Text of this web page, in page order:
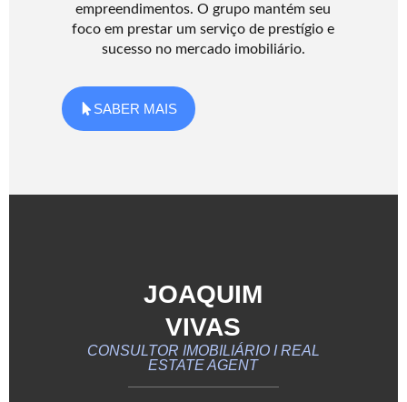
empreendimentos. O grupo mantém seu
foco em prestar um serviço de prestígio e
sucesso no mercado imobiliário.
SABER MAIS
JOAQUIM
VIVAS
CONSULTOR IMOBILIÁRIO I REAL
ESTATE AGENT